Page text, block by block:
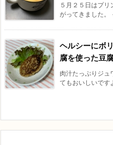
５月２５日はプ
がってきました。
ヘルシーにボ
腐を使った豆
肉汁たっぷりジ
てもおいしいです